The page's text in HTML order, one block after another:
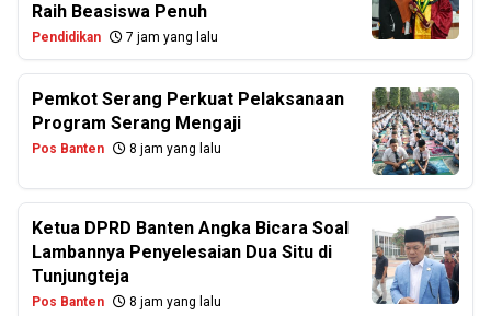
Raih Beasiswa Penuh
Pendidikan 7 jam yang lalu
Pemkot Serang Perkuat Pelaksanaan
Program Serang Mengaji
Pos Banten 8 jam yang lalu
Ketua DPRD Banten Angka Bicara Soal
Lambannya Penyelesaian Dua Situ di
Tunjungteja
Pos Banten 8 jam yang lalu